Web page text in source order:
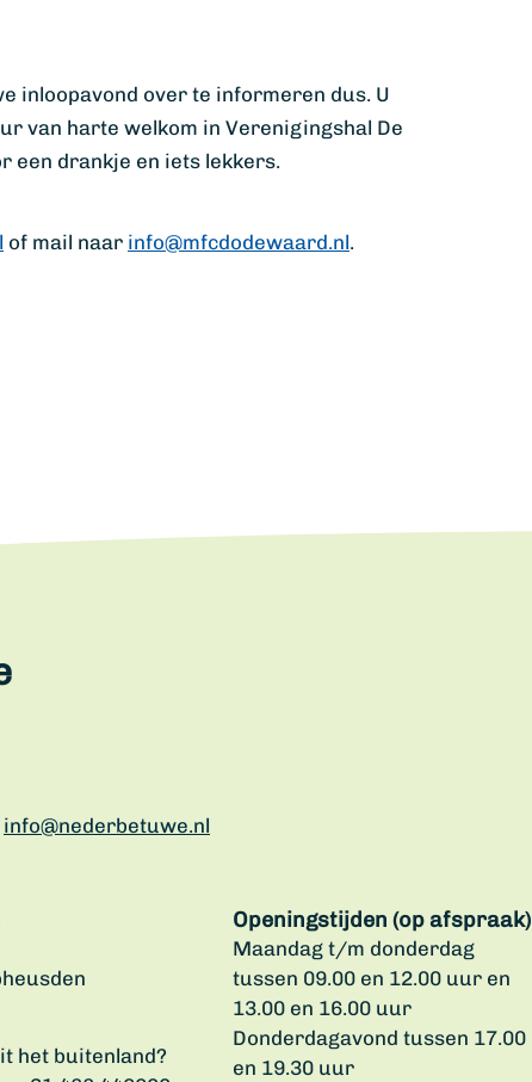
inloopavond over te informeren dus. U
van harte welkom in Verenigingshal De
een drankje en iets lekkers.
of mail naar info@mfcdodewaard.nl.
info@nederbetuwe.nl
het buitenland?
Openingstijden (op afspraak)
Maandag t/m donderdag
tussen 09.00 en 12.00 uur en
13.00 en 16.00 uur
Donderdagavond tussen 17.00
en 19.30 uur